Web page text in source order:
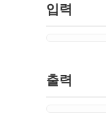
입력
출력